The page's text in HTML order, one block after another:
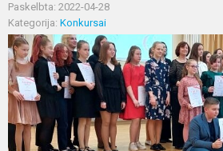
Paskelbta: 2022-04-28
Kategorija: Konkursai